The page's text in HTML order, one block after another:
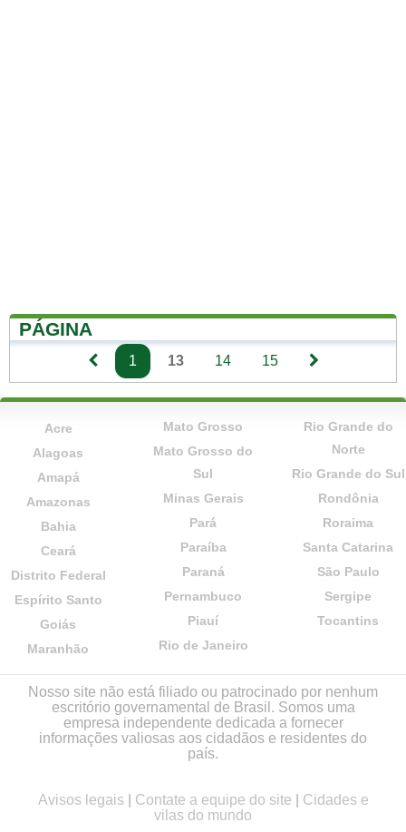
PÁGINA
1 13 14 15
Acre
Alagoas
Amapá
Amazonas
Bahia
Ceará
Distrito Federal
Espírito Santo
Goiás
Maranhão
Mato Grosso
Mato Grosso do
Sul
Minas Gerais
Pará
Paraíba
Paraná
Pernambuco
Piauí
Rio de Janeiro
Rio Grande do
Norte
Rio Grande do Sul
Rondônia
Roraima
Santa Catarina
São Paulo
Sergipe
Tocantins
Nosso site não está filiado ou patrocinado por nenhum
escritório governamental de Brasil. Somos uma
empresa independente dedicada a fornecer
informações valiosas aos cidadãos e residentes do
país.
Avisos legais Contate a equipe do site
Cidades e
vilas do mundo